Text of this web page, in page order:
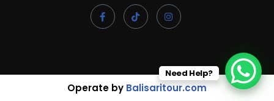
Operate by Balisaritour.com
Need Help?